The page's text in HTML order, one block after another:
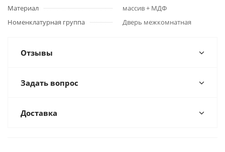
Материал
массив + МДФ
Номенклатурная группа
Дверь межкомнатная
Отзывы
Задать вопрос
Доставка